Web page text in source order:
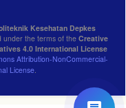
Kesehatan Depkes
under the terms of the Creative
4.0 International License
Attribution-NonCommercial-
License.